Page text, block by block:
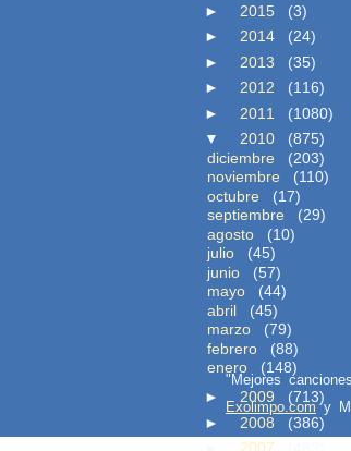
►
2015
(3)
►
2014
(24)
►
2013
(35)
►
2012
(116)
►
2011
(1080)
▼
2010
(875)
diciembre
(203)
noviembre
(110)
octubre
(17)
septiembre
(29)
agosto
(10)
julio
(45)
junio
(57)
mayo
(44)
abril
(45)
marzo
(79)
febrero
(88)
enero
(148)
►
2009
(713)
►
2008
(386)
"Mejores
Exolimpo.comy